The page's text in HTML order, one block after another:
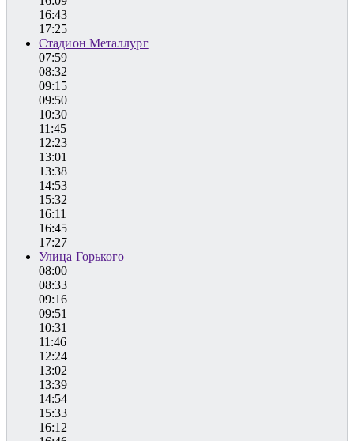
16:43
17:25
Стадион Металлург
07:59
08:32
09:15
09:50
10:30
11:45
12:23
13:01
13:38
14:53
15:32
16:11
16:45
17:27
Улица Горького
08:00
08:33
09:16
09:51
10:31
11:46
12:24
13:02
13:39
14:54
15:33
16:12